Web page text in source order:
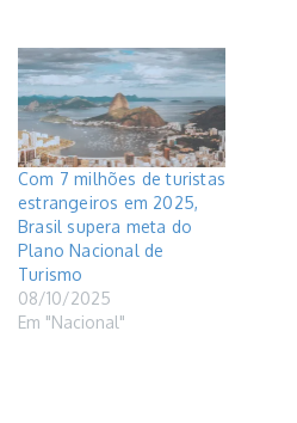
Com 7 milhões de turistas
estrangeiros em 2025,
Brasil supera meta do
Plano Nacional de
Turismo
08/10/2025
Em "Nacional"